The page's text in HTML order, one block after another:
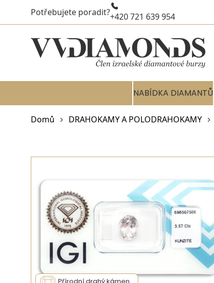
Potřebujete poradit?+420 721 639 954
NABÍDKA DIAMANTŮ
Domů DRAHOKAMY A POLODRAHOKAMY